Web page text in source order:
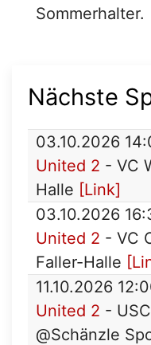
Sommerhalter.
Nächste
03.10.2026
United 2 - VC
Halle [Link]
03.10.2026
United 2 - VC
Faller-Halle
11.10.2026
United 2 -
@Schänzle